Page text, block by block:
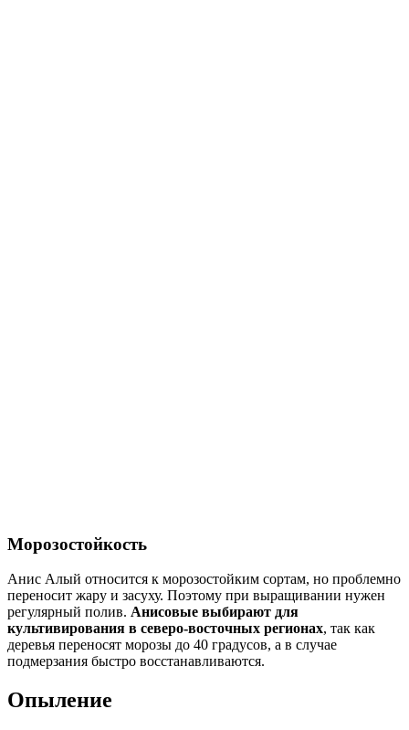
Морозостойкость
Анис Алый относится к морозостойким сортам, но проблемно
переносит жару и засуху. Поэтому при выращивании нужен
регулярный полив. Анисовые выбирают для
культивирования в северо-восточных регионах, так как
деревья переносят морозы до 40 градусов, а в случае
подмерзания быстро восстанавливаются.
Опыление